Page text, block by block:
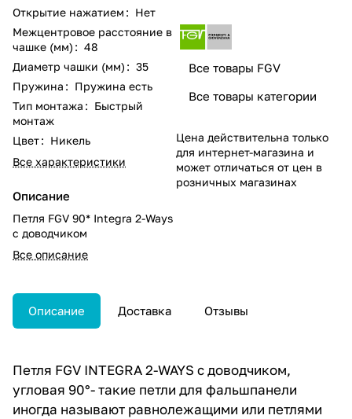
Открытие нажатием : Нет
Межцентровое расстояние в
чашке (мм) : 48
Диаметр чашки (мм) : 35
Пружина : Пружина есть
Тип монтажа : Быстрый
монтаж
Цвет: Никель
Все характеристики
Описание
Петля FGV 90* Integra 2-Ways
с доводчиком
Все описание
Все товары FGV
Все товары категории
Цена действительна только
для интернет-магазина и
может отличаться от цен в
розничных магазинах
Описание Доставка Отзывы
Петля FGV INTEGRA 2-WAYS с доводчиком,
угловая 90°- такие петли для фальшпанели
иногда называют равнолежащими или петлями